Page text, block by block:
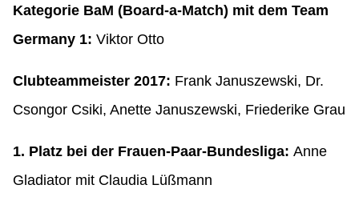
Kategorie BaM (Board-a-Match) mit dem Team
Germany 1: Viktor Otto
Clubteammeister 2017: Frank Januszewski, Dr.
Csongor Csiki, Anette Januszewski, Friederike Grau
1. Platz bei der Frauen-Paar-Bundesliga: Anne
Gladiator mit Claudia Lüßmann